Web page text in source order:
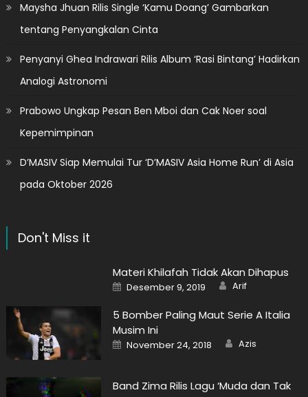
Maysha Jhuan Rilis Single ‘Kamu Doang’ Gambarkan
tentang Penyangkalan Cinta
Penyanyi Ghea Indrawari Rilis Album ‘Rasi Bintang’ Hadirkan
Analogi Astronomi
Prabowo Ungkap Pesan Ben Mboi dan Cak Noer soal
Kepemimpinan
D’MASIV Siap Memulai Tur ‘D’MASIV Asia Home Run’ di Asia
pada Oktober 2026
Don't Miss it
Materi Khilafah Tidak Akan Dihapus
Posted
on
Desember 9, 2019 Author
Arif
5 Bomber Paling Maut Serie A Italia
Musim Ini
Posted
on
November 24, 2018 Author
Azis
Band Zima Rilis Lagu ‘Muda dan Tak